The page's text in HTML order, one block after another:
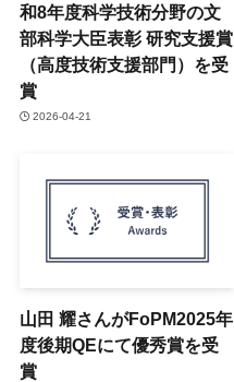
和8年度科学技術分野の文
部科学大臣表彰 研究支援賞
（高度技術支援部門）を受
賞
2026-04-21
山田 耀さんがFoPM2025年
度後期QEにて優秀賞を受
賞